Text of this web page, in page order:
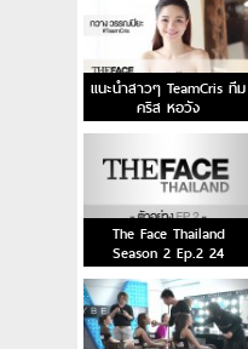
แนะนำสาวๆ TeamCris ทีม
คริส หอวัง
The Face Thailand
Season 2 Ep.2 24
ตุลาคม 2558